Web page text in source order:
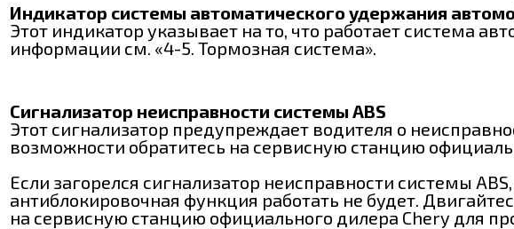
Индикатор системы автоматического удержания
Этот индикатор указывает на то, что работает система
информации см. «4-5. Тормозная система».
Сигнализатор неисправности системы ABS
Этот сигнализатор предупреждает водителя о
возможности обратитесь на сервисную станцию
Если загорелся сигнализатор неисправности системы
антиблокировочная функция работать не будет.
на сервисную станцию официального дилера Chery для